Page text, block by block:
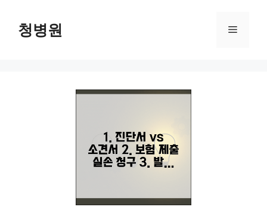
청병원 메